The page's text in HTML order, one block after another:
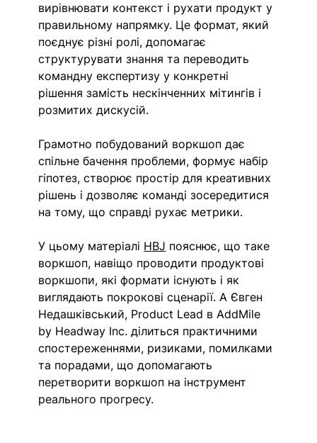
вирівнювати контекст і рухати продукт у
правильному напрямку. Це формат, який
поєднує різні ролі, допомагає
структурувати знання та переводить
командну експертизу у конкретні
рішення замість нескінченних мітингів і
розмитих дискусій.
Грамотно побудований воркшоп дає
спільне бачення проблеми, формує набір
гіпотез, створює простір для креативних
рішень і дозволяє команді зосередитися
на тому, що справді рухає метрики.
У цьому матеріалі HBJ пояснює, що таке
воркшоп, навіщо проводити продуктові
воркшопи, які формати існують і як
виглядають покрокові сценарії. А Євген
Недашківський, Product Lead в AddMile
by Headway Inc. ділиться практичними
спостереженнями, ризиками, помилками
та порадами, що допомагають
перетворити воркшоп на інструмент
реального прогресу.